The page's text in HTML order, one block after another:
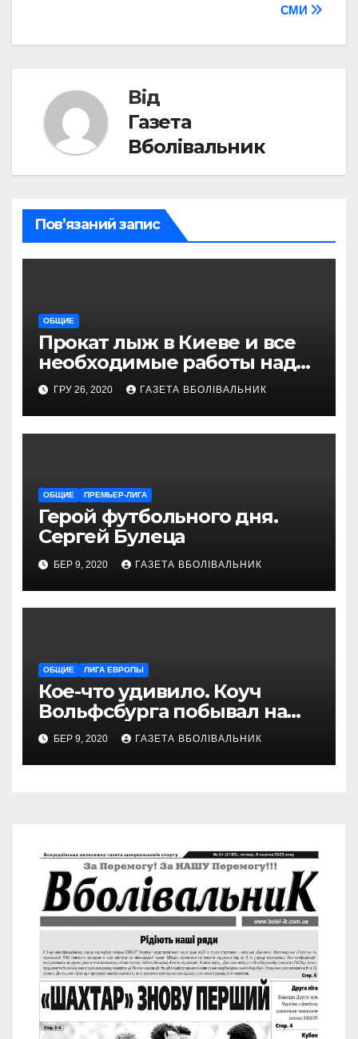
СМИ
Від
Газета
Вболівальник
Пов’язаний запис
ОБЩИЕ
Прокат лыж в Киеве и все
необходимые работы над
снаряжением, которое
проводит магазин
«VELOPARK»
ГРУ 26, 2020 ГАЗЕТА ВБОЛІВАЛЬНИК
ОБЩИЕ ПРЕМЬЕР-ЛИГА
Герой футбольного дня.
Сергей Булеца
БЕР 9, 2020 ГАЗЕТА ВБОЛІВАЛЬНИК
ОБЩИЕ ЛИГА ЕВРОПЫ
Кое-что удивило. Коуч
Вольфсбурга побывал на
матче Шахтера с Колосом
БЕР 9, 2020 ГАЗЕТА ВБОЛІВАЛЬНИК